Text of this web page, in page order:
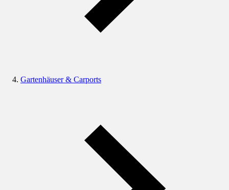
Gartenhäuser & Carports